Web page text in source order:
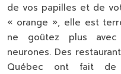
de vos papilles et de
« orange », elle est
ne goûtez plus
neurones. Des
Québec ont fait de